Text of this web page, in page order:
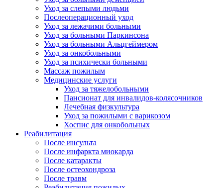
Уход за слепыми людьми
Послеоперационный уход
Уход за лежачими больными
Уход за больными Паркинсона
Уход за больными Альцгеймером
Уход за онкобольными
Уход за психически больными
Массаж пожилым
Медицинские услуги
Уход за тяжелобольными
Пансионат для инвалидов-колясочников
Лечебная физкультура
Уход за пожилыми с варикозом
Хоспис для онкобольных
Реабилитация
После инсульта
После инфаркта миокарда
После катаракты
После остеохондроза
После травм